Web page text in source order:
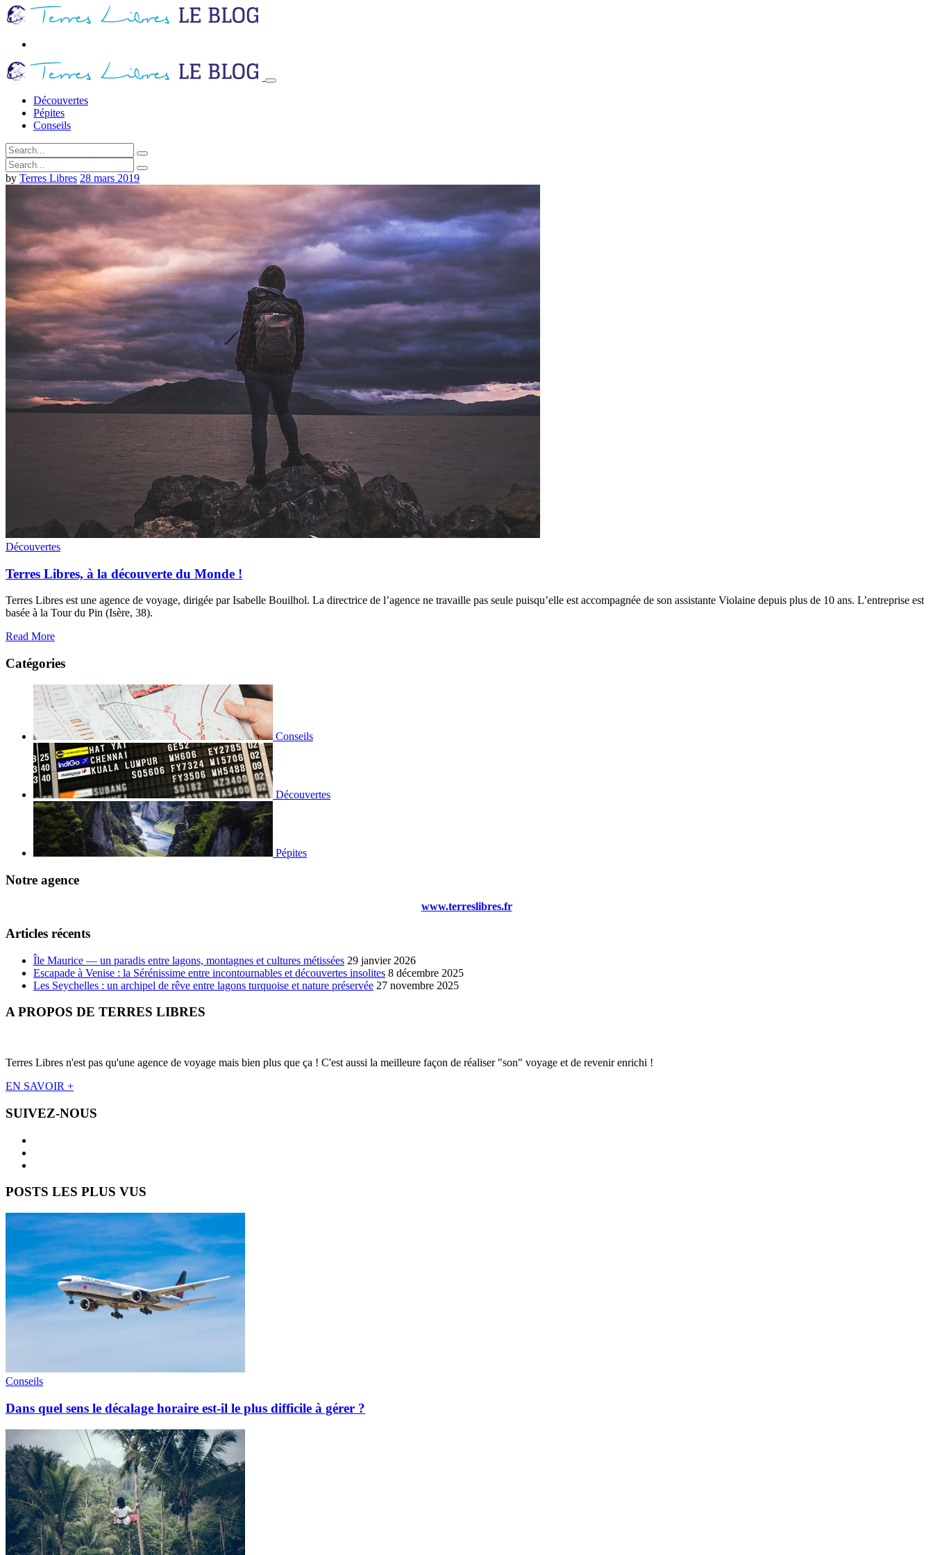
Découvertes
Pépites
Conseils
by Terres Libres 28 mars 2019
Découvertes
Terres Libres, à la découverte du Monde !
Terres Libres est une agence de voyage, dirigée par Isabelle Bouilhol. La directrice de l’agence ne travaille pas seule puisqu’elle est accompagnée de son assistante Violaine depuis plus de 10 ans. L’entreprise est
basée à la Tour du Pin (Isère, 38).
Read More
Catégories
Conseils
Découvertes
Pépites
Notre agence
www.terreslibres.fr
Articles récents
Île Maurice — un paradis entre lagons, montagnes et cultures métissées 29 janvier 2026
Escapade à Venise : la Sérénissime entre incontournables et découvertes insolites 8 décembre 2025
Les Seychelles : un archipel de rêve entre lagons turquoise et nature préservée 27 novembre 2025
A PROPOS DE TERRES LIBRES
Terres Libres n'est pas qu'une agence de voyage mais bien plus que ça ! C'est aussi la meilleure façon de réaliser "son" voyage et de revenir enrichi !
EN SAVOIR +
SUIVEZ-NOUS
POSTS LES PLUS VUS
Conseils
Dans quel sens le décalage horaire est-il le plus difficile à gérer ?